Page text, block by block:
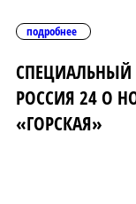
подробнее
СПЕЦИАЛЬНЫЙ
РОССИЯ 24 О
«ГОРСКАЯ»